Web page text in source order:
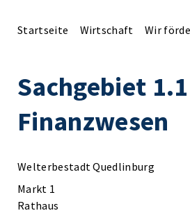
Startseite Wirtschaft Wir
Sachgebiet 1.1
Finanzwesen
Welterbestadt Quedlinburg
Markt 1
Rathaus